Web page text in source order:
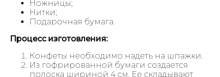
Ножницы;
Нитки;
Подарочная бумага.
Процесс изготовления:
Конфеты необходимо надеть на шпажки.
Из гофрированной бумаги создается
полоска шириной 4 см. Ее складывают